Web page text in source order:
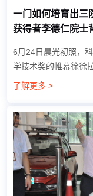
一门如何培育出三
获得者李德仁院士
6月24日晨光初照，
学技术奖的帷幕徐徐
院士共同登上了这份国家科技荣
了解更多 >